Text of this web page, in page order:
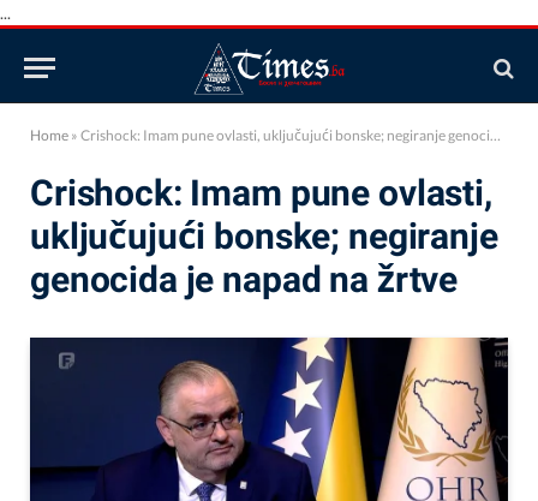
...
Home » Crishock: Imam pune ovlasti, uključujući bonske; negiranje genocida je napad na žrtve
Crishock: Imam pune ovlasti,
uključujući bonske; negiranje
genocida je napad na žrtve